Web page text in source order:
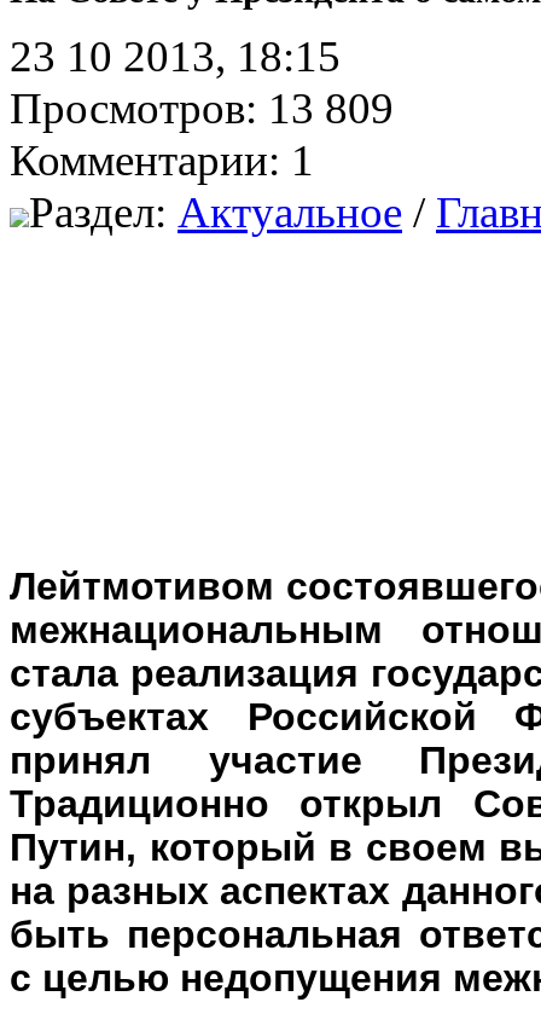
23 10 2013, 18:15
Просмотров: 13 809
Комментарии: 1
Раздел: Актуальное /
Лейтмотивом
межнациональным
стала реализация
субъектах Российской
принял участие
Традиционно открыл
Путин, который в своем
на разных аспектах
быть персональная
с целью недопущения